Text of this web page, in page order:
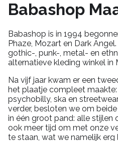
Babashop
Babashop is in 1994
Phaze, Mozart en Dark
gothic-, punk-, metal- en
alternatieve kleding winkel in
Na vijf jaar kwam er een
het plaatje compleet
psychobilly, ska en
verder, besloten we om
in één groot pand: alle stijlen
ook meer tijd om met onze
te staan, wat we namelijk